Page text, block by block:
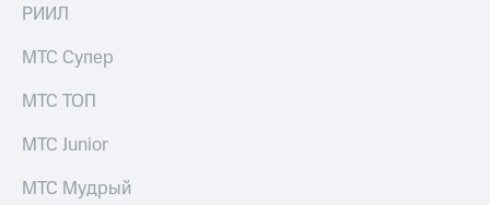
РИИЛ
МТС Супер
МТС ТОП
МТС Junior
МТС Мудрый